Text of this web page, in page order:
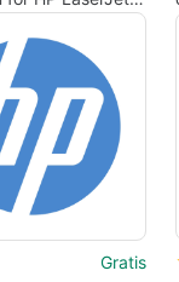
Gratis